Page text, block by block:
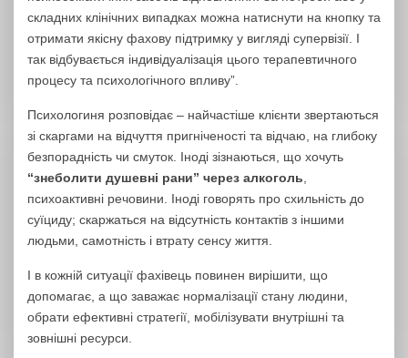
складних клінічних випадках можна натиснути на кнопку та
отримати якісну фахову підтримку у вигляді супервізії. І
так відбувається індивідуалізація цього терапевтичного
процесу та психологічного впливу”.
Психологиня розповідає – найчастіше клієнти звертаються
зі скаргами на відчуття пригніченості та відчаю, на глибоку
безпорадність чи смуток. Іноді зізнаються, що хочуть
“знеболити душевні рани” через алкоголь
психоактивні речовини. Іноді говорять про схильність до
суїциду; скаржаться на відсутність контактів з іншими
людьми, самотність і втрату сенсу життя.
І в кожній ситуації фахівець повинен вирішити, що
допомагає, а що заважає нормалізації стану людини,
обрати ефективні стратегії, мобілізувати внутрішні та
зовнішні ресурси.